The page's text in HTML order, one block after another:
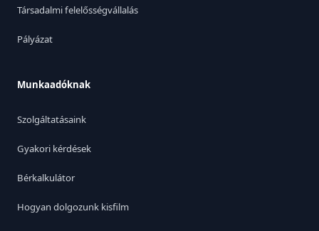
Társadalmi felelősségvállalás
Pályázat
Munkaadóknak
Szolgáltatásaink
Gyakori kérdések
Bérkalkulátor
Hogyan dolgozunk kisfilm